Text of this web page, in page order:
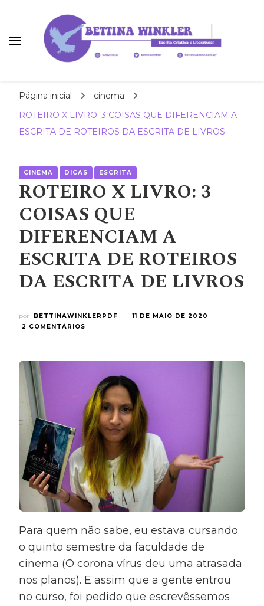
Página inicial
cinema
ROTEIRO X LIVRO: 3 COISAS QUE DIFERENCIAM A
ESCRITA DE ROTEIROS DA ESCRITA DE LIVROS
CINEMA DICAS ESCRITA
ROTEIRO X LIVRO: 3
COISAS QUE
DIFERENCIAM A
ESCRITA DE ROTEIROS
DA ESCRITA DE LIVROS
por BETTINAWINKLERPDF
11 DE MAIO DE 2020
2 COMENTÁRIOS
COISAS
QUE
DIFERENCIAM
A
ESCRITA
DE
ROTEIROS
ESCRITA
DE
LIVROS
Para quem não sabe, eu estava cursando
o quinto semestre da faculdade de
cinema (O corona vírus deu uma atrasada
nos planos). E assim que a gente entrou
no curso, foi pedido que escrevêssemos